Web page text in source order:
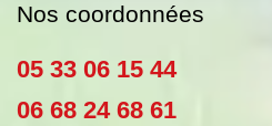
Nos coordonnées
05 33 06 15 44
06 68 24 68 61